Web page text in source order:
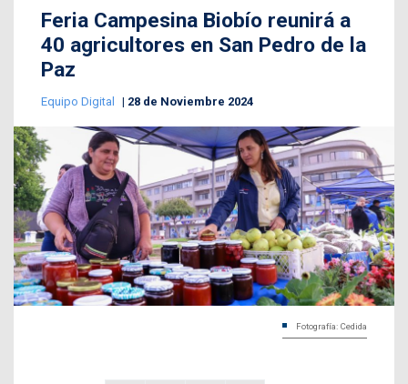
Feria Campesina Biobío reunirá a
40 agricultores en San Pedro de la
Paz
Equipo Digital 28 de Noviembre 2024
Fotografía: Cedida